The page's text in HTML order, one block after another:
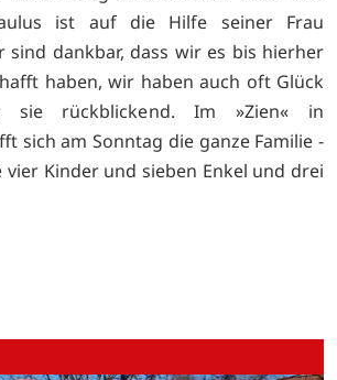
ist auf die Hilfe seiner Frau
sind dankbar, dass wir es bis hierher
haben, wir haben auch oft Glück
sie rückblickend. Im »Zien« in
sich am Sonntag die ganze Familie -
vier Kinder und sieben Enkel und drei